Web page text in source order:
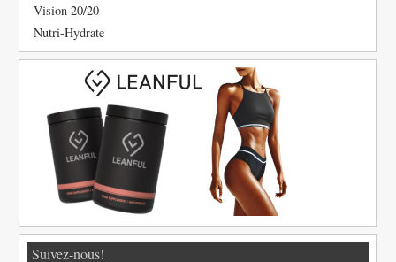
Vision 20/20
Nutri-Hydrate
Suivez-nous!